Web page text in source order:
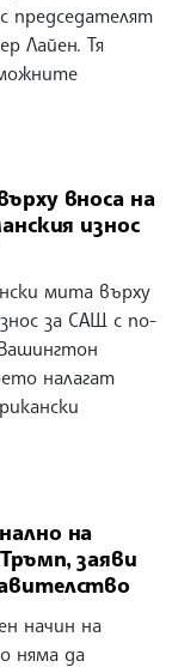
председателят
Лайен. Тя
вноса на
износ
мита върху
за САЩ с по-
налагат
на
заяви
начин на
няма да